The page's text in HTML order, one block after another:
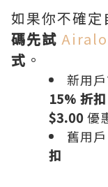
如果你不確定
碼先試 Airalo
式 。
新用
15% 折
$3.00優
舊用
扣